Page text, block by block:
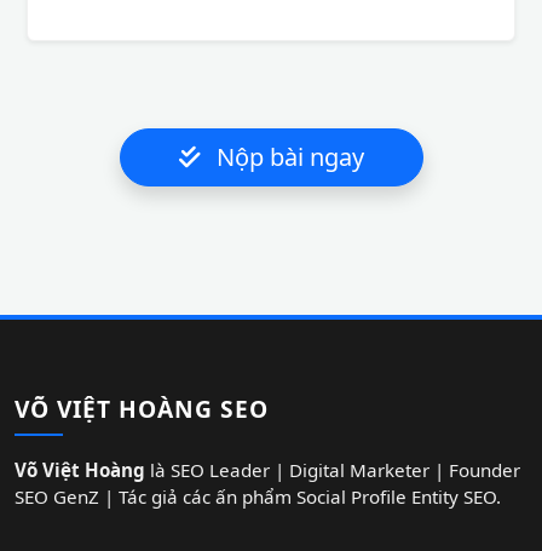
Nộp bài ngay
VÕ VIỆT HOÀNG SEO
Võ Việt Hoàng là SEO Leader | Digital Marketer | Founder
SEO GenZ | Tác giả các ấn phẩm Social Profile Entity SEO.